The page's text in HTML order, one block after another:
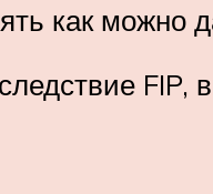
как можно